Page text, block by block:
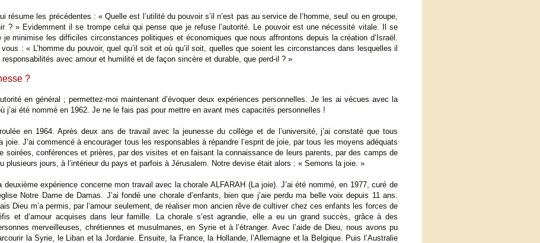
résume les précédentes : « Quelle est l’utilité du pouvoir s’il n’est pas au service de l’homme, seul ou en groupe,
? » Evidemment il se trompe celui qui pense que je refuse l’autorité. Le pouvoir est une nécessité vitale. Il se
minimise les difficiles circonstances politiques et économiques que nous affrontons depuis la création d’Israël.
: « L’homme du pouvoir, quel qu’il soit et où qu’il soit, quelles que soient les circonstances dans lesquelles il
responsabilités avec amour et humilité et de façon sincère et durable, que perd-il ? »
?
en général ; permettez-moi maintenant d’évoquer deux expériences personnelles. Je les ai vécues avec la
j’ai été nommé en 1962. Je ne le fais pas pour mettre en avant mes capacités personnelles !
en 1964. Après deux ans de travail avec la jeunesse du collège et de l’université, j’ai constaté que tous
J’ai commencé à encourager tous les responsables à répandre l’esprit de joie, par tous les moyens adéquats
soirées, conférences et prières, par des visites et en faisant la connaissance de leurs parents, par des camps de
plusieurs jours, à l’intérieur du pays et parfois à Jérusalem. Notre devise était alors : « Semons la joie. »
deuxième expérience concerne mon travail avec la chorale ALFARAH (La joie). J’ai été nommé, en 1977, curé de
Notre Dame de Damas. J’ai fondé une chorale d’enfants, bien que j’aie perdu ma belle voix depuis 11 ans.
Dieu m’a permis, par l’amour seulement, de réaliser mon ancien rêve de cultiver chez ces enfants les forces de
et d’amour acquises dans leur famille. La chorale s’est agrandie, elle a eu un grand succès, grâce à des
merveilleuses, chrétiennes et musulmanes, en Syrie et à l’étranger. Avec l’aide de Dieu, nous avons pu
la Syrie, le Liban et la Jordanie. Ensuite, la France, la Hollande, l’Allemagne et la Belgique. Puis l’Australie